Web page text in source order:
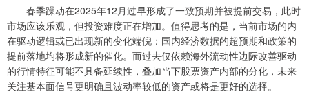
春季躁动在2025年12月过早形成了一致预期并被提前交易，此时
市场应该乐观，但投资难度正在增加。值得思考的是，当前市场的内
在驱动逻辑或已出现新的变化端倪：国内经济数据的超预期和政策的
提前落地均将形成新的催化。而过去仅依赖海外流动性边际改善驱动
的行情特征可能不具备延续性，叠加当下股票资产内部的分化，未来
关注基本面信号更明确且波动率较低的资产或将是更好的选择。